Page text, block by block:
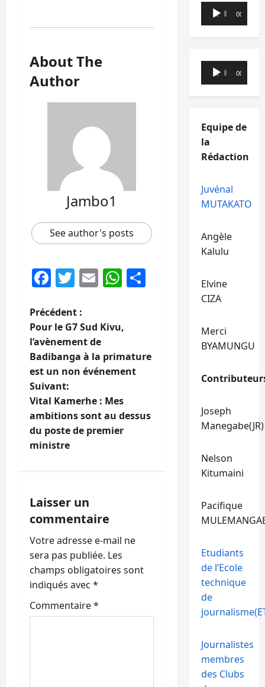
About The
Author
Jambo1
See author's posts
Facebook
Twitter
EmailWhatsApp
Partager
N
a
v
i
g
a
o
n
d
’
a
Précédent :
Pour le G7 Sud Kivu,
l’avènement de
Badibanga à la primature
est un non événement
Suivant:
Vital Kamerhe : Mes
ambitions sont au dessus
du poste de premier
ministre
Laisser un
commentaire
Votre adresse e-mail ne
sera pas publiée. Les
champs obligatoires sont
indiqués avec *
Commentaire*
Lecteur
audio
00:00 00:00
Lecteur
audio
00:00 00:00
Equipe de
la
Rédaction
Juvénal
MUTAKATO
Angèle
Kalulu
Elvine
CIZA
Merci
BYAMUNGU
Joseph
Manegabe(JR)
Nelson
Kitumaini
Pacifique
Etudiants
de l’Ecole
technique
de
Journalistes
membres
des Clubs